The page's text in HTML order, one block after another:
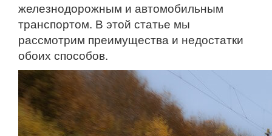
железнодорожным и автомобильным
транспортом. В этой статье мы
рассмотрим преимущества и недостатки
обоих способов.